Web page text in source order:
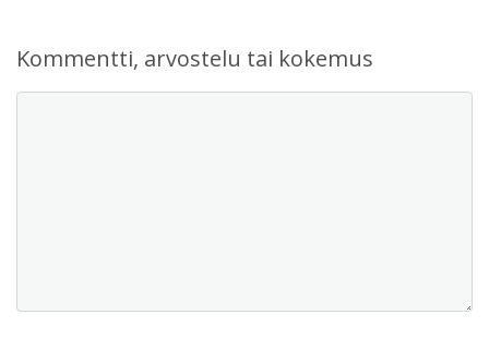
Kommentti, arvostelu tai kokemus